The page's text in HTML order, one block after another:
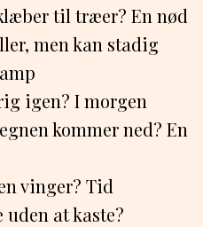
til træer? En nød
men kan stadig
igen? I morgen
kommer ned? En
vinger? Tid
at kaste?